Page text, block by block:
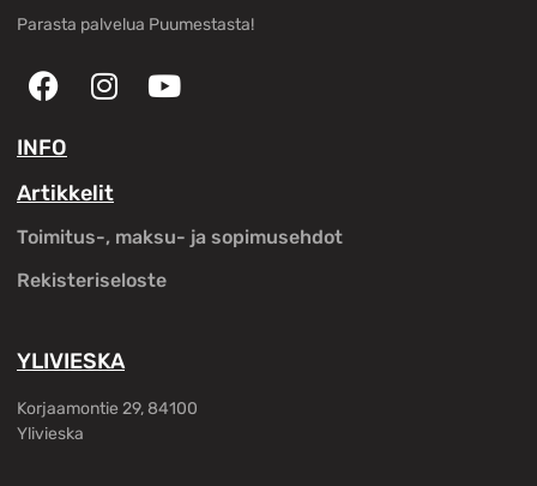
Parasta palvelua Puumestasta!
INFO
Artikkelit
Toimitus-, maksu- ja sopimusehdot
Rekisteriseloste
YLIVIESKA
Korjaamontie 29, 84100
Ylivieska